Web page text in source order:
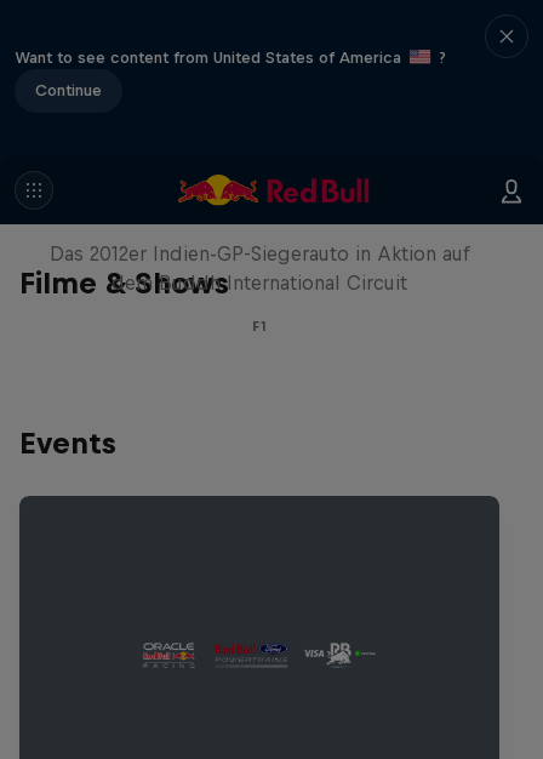
Want to see content from United States of America
?
Continue
Filme & Shows
Formel-1-Auto kehrt nach Indien
zurück
Das 2012er Indien-GP-Siegerauto in Aktion auf
dem Buddh International Circuit
F1
Events